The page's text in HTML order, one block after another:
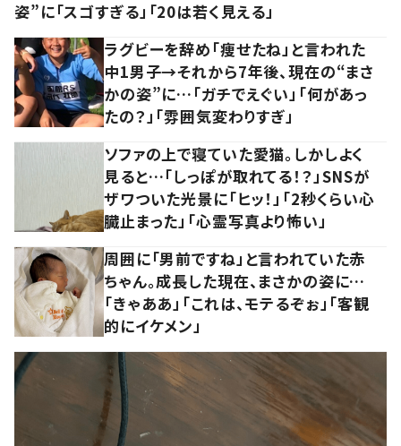
姿”に「スゴすぎる」「20は若く見える」
ラグビーを辞め「痩せたね」と言われた
中1男子→それから7年後、現在の“まさ
かの姿”に…「ガチでえぐい」「何があっ
たの？」「雰囲気変わりすぎ」
ソファの上で寝ていた愛猫。しかしよく
見ると…「しっぽが取れてる！？」SNSが
ザワついた光景に「ヒッ！」「2秒くらい心
臓止まった」「心霊写真より怖い」
周囲に「男前ですね」と言われていた赤
ちゃん。成長した現在、まさかの姿に…
「きゃああ」「これは、モテるぞぉ」「客観
的にイケメン」